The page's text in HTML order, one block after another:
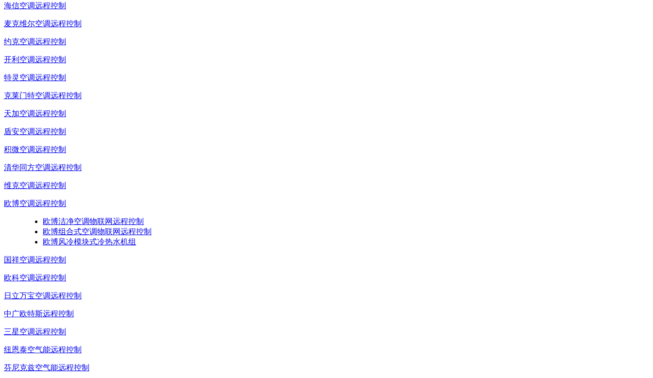
海信空调远程控制
麦克维尔空调远程控制
约克空调远程控制
开利空调远程控制
特灵空调远程控制
克莱门特空调远程控制
天加空调远程控制
盾安空调远程控制
积微空调远程控制
清华同方空调远程控制
维克空调远程控制
欧博空调远程控制
欧博洁净空调物联网远程控制
欧博组合式空调物联网远程控制
欧博风冷模块式冷热水机组
国祥空调远程控制
欧科空调远程控制
日立万宝空调远程控制
中广欧特斯远程控制
三星空调远程控制
纽恩泰空气能远程控制
芬尼克兹空气能远程控制